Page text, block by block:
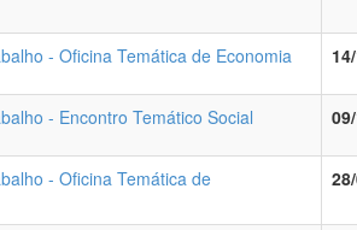
- Oficina Temática de Economia
- Encontro Temático Social
- Oficina Temática de